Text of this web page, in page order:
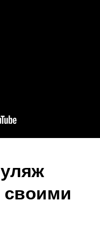
своими